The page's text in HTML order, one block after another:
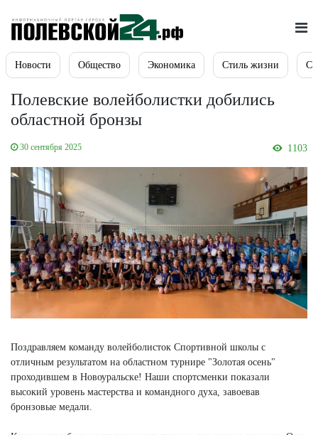
Новости Общество Экономика Стиль жизни
Полевские волейболистки добились
областной бронзы
30 сентября 2025 1103
Поздравляем команду волейболисток Спортивной школы с
отличным результатом на областном турнире "Золотая осень"
проходившем в Новоуральске! Наши спортсменки показали
высокий уровень мастерства и командного духа, завоевав
бронзовые медали.